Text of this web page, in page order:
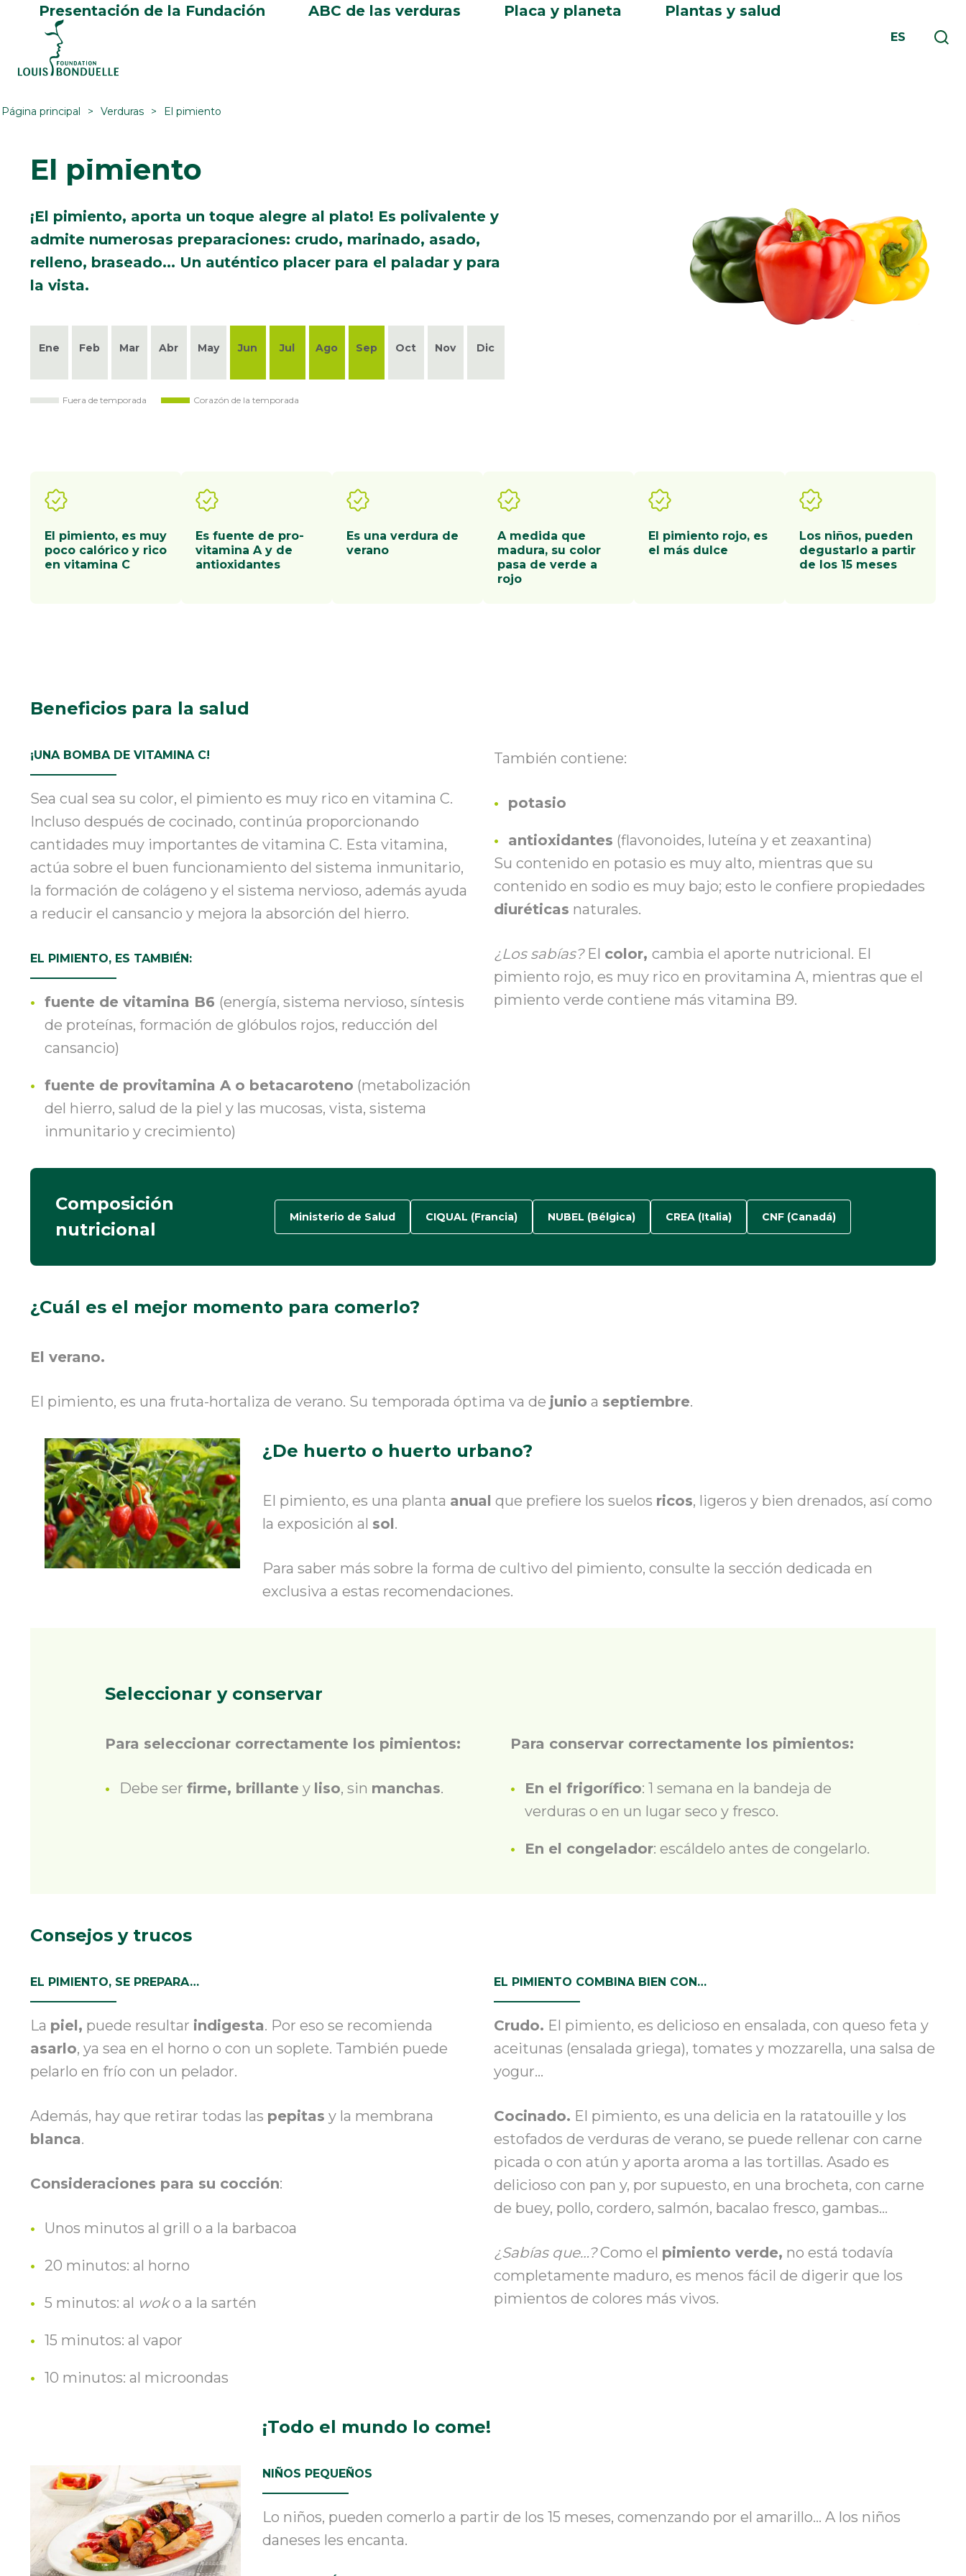
Presentación de la Fundación ABC de las verduras Placa y planeta Plantas y salud
ES
Página principal Verduras El pimiento
El pimiento
¡El pimiento, aporta un toque alegre al plato! Es polivalente y
admite numerosas preparaciones: crudo, marinado, asado,
relleno, braseado... Un auténtico placer para el paladar y para
la vista.
Ene Feb Mar Abr May Jun Jul Ago Sep Oct Nov Dic
Fuera de temporada Corazón de la temporada
El pimiento, es muy
poco calórico y rico
en vitamina C
Es fuente de pro-
vitamina A y de
antioxidantes
Es una verdura de
verano
A medida que
madura, su color
pasa de verde a
rojo
El pimiento rojo, es
el más dulce
Los niños, pueden
degustarlo a partir
de los 15 meses
Beneficios para la salud
¡UNA BOMBA DE VITAMINA C!
Sea cual sea su color, el pimiento es muy rico en vitamina C.
Incluso después de cocinado, continúa proporcionando
cantidades muy importantes de vitamina C. Esta vitamina,
actúa sobre el buen funcionamiento del sistema inmunitario,
la formación de colágeno y el sistema nervioso, además ayuda
a reducir el cansancio y mejora la absorción del hierro.
EL PIMIENTO, ES TAMBIÉN:
fuente de vitamina B6 (energía, sistema nervioso, síntesis
de proteínas, formación de glóbulos rojos, reducción del
cansancio)
fuente de provitamina A o betacaroteno (metabolización
del hierro, salud de la piel y las mucosas, vista, sistema
inmunitario y crecimiento)
También contiene:
potasio
antioxidantes (flavonoides, luteína y et zeaxantina)
Su contenido en potasio es muy alto, mientras que su
contenido en sodio es muy bajo; esto le confiere propiedades
diuréticas naturales.
¿Lossabías?El color, cambia el aporte nutricional. El
pimiento rojo, es muy rico en provitamina A, mientras que el
pimiento verde contiene más vitamina B9.
Composición
nutricional
Ministerio de Salud CIQUAL (Francia) NUBEL (Bélgica) CREA (Italia) CNF (Canadá)
¿Cuál es el mejor momento para comerlo?
El verano.
El pimiento, es una fruta-hortaliza de verano. Su temporada óptima va de junio a septiembre.
¿De huerto o huerto urbano?
El pimiento, es una planta anual que prefiere los suelos ricos, ligeros y bien drenados, así como
la exposición al sol.
Para saber más sobre la forma de cultivo del pimiento, consulte la sección dedicada en
exclusiva a estas recomendaciones.
Seleccionar y conservar
Para seleccionar correctamente los pimientos:
Debe ser firme, brillante y liso, sin manchas.
Para conservar correctamente los pimientos:
En el frigorífico: 1 semana en la bandeja de
verduras o en un lugar seco y fresco.
En el congelador: escáldelo antes de congelarlo.
Consejos y trucos
EL PIMIENTO, SE PREPARA…
La piel, puede resultar indigesta. Por eso se recomienda
asarlo, ya sea en el horno o con un soplete. También puede
pelarlo en frío con un pelador.
Además, hay que retirar todas las pepitas y la membrana
blanca.
Consideraciones para su cocción:
Unos minutos al grill o a la barbacoa
20 minutos: al horno
5 minutos: al woko a la sartén
15 minutos: al vapor
10 minutos: al microondas
EL PIMIENTO COMBINA BIEN CON…
Crudo. El pimiento, es delicioso en ensalada, con queso feta y
aceitunas (ensalada griega), tomates y mozzarella, una salsa de
yogur…
Cocinado. El pimiento, es una delicia en la ratatouille y los
estofados de verduras de verano, se puede rellenar con carne
picada o con atún y aporta aroma a las tortillas. Asado es
delicioso con pan y, por supuesto, en una brocheta, con carne
de buey, pollo, cordero, salmón, bacalao fresco, gambas…
¿Sabíasque…?Como el pimiento verde, no está todavía
completamente maduro, es menos fácil de digerir que los
pimientos de colores más vivos.
¡Todo el mundo lo come!
NIÑOS PEQUEÑOS
Lo niños, pueden comerlo a partir de los 15 meses, comenzando por el amarillo… A los niños
daneses les encanta.